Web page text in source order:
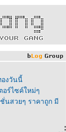
องวันนี้
อร์ไซค์ใหม่ๆ
นสวยๆ ราคาถูก มี